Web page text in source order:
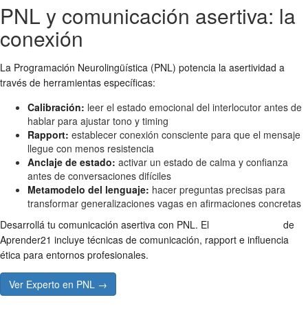
PNL y comunicación asertiva: la
conexión
La Programación Neurolingüística (PNL) potencia la asertividad a
través de herramientas específicas:
Calibración: leer el estado emocional del interlocutor antes de
hablar para ajustar tono y timing
Rapport: establecer conexión consciente para que el mensaje
llegue con menos resistencia
Anclaje de estado: activar un estado de calma y confianza
antes de conversaciones difíciles
Metamodelo del lenguaje: hacer preguntas precisas para
transformar generalizaciones vagas en afirmaciones concretas
Desarrollá tu comunicación asertiva con PNL. El
de
Aprender21 incluye técnicas de comunicación, rapport e influencia
ética para entornos profesionales.
Ver Experto en PNL →